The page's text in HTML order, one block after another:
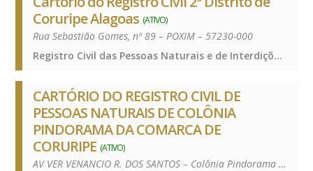
Coruripe Alagoas (ATIVO)
Rua Sebastião Gomes, nº 89 – POXIM – 57230-000
Registro Civil das Pessoas Naturais e de Interdições e Tutelas, Registro Civil das Pessoas Naturais e de Interdições e Tutelas, Registro Civil das Pessoas Naturais e de Interdições e Tutelas, Registro Civil das Pessoas Naturais e de Interdições e Tutelas
CARTÓRIO DO REGISTRO CIVIL DE
PESSOAS NATURAIS DE COLÔNIA
PINDORAMA DA COMARCA DE
CORURIPE (ATIVO)
AV VER VENANCIO R. DOS SANTOS – Colônia Pindorama – 57230-000